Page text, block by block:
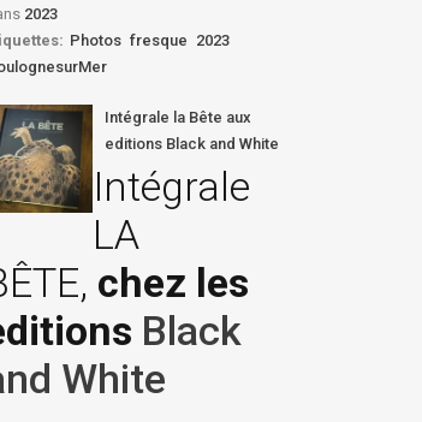
2023
Photos fresque 2023
Intégrale la Bête aux
editions Black and White
Intégrale
LA
chez les
Black
White